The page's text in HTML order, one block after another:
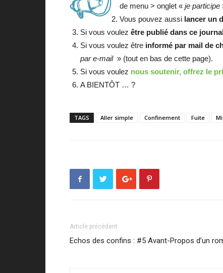
de menu > onglet « je participe
Vous pouvez aussi lancer un
Si vous voulez être publié dans ce
Si vous voulez être informé par mail de
par e-mail» (tout en bas de cette page).
Si vous voulez nous soutenir, offrez le
A BIENTÔT … ?
TAGS Aller simple Confinement Fuite
Article précédent
Echos des confins : #5 Avant-Propos d’un